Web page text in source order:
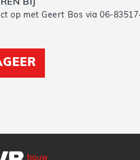
BIJ
op met Geert Bos via 06-